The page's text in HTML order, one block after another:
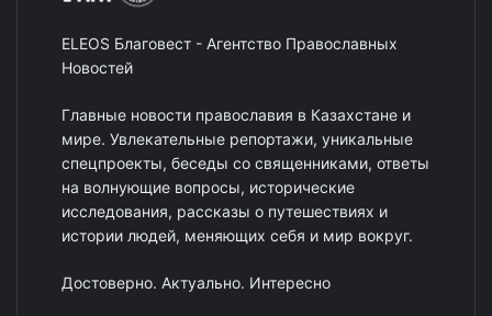
ELEOS Благовест - Агентство Православных
Новостей
Главные новости православия в Казахстане и
мире. Увлекательные репортажи, уникальные
спецпроекты, беседы со священниками, ответы
на волнующие вопросы, исторические
исследования, рассказы о путешествиях и
истории людей, меняющих себя и мир вокруг.
Достоверно. Актуально. Интересно